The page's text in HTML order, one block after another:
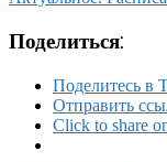
Поделиться:
Поделитесь в
Отправить
Click to share